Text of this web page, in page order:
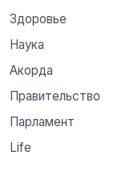
Здоровье
Наука
Акорда
Правительство
Парламент
Life